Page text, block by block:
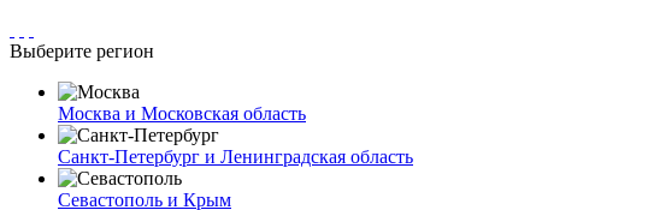
Выберите регион
Москва и Московская область
Санкт-Петербург и Ленинградская область
Севастополь и Крым